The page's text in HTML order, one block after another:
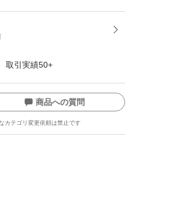
取引実績50+
商品への質問
カテゴリ変更依頼は禁止です